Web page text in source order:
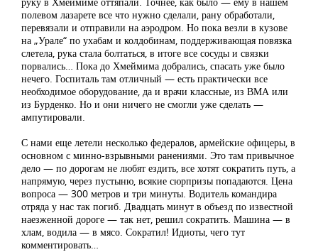
полевом лазарете все что нужно сделали, рану обработали,
перевязали и отправили на аэродром. Но пока везли в кузове
на „Урале“ по ухабам и колдобинам, поддерживающая повязка
слетела, рука стала болтаться, в итоге все сосуды и связки
порвались… Пока до Хмеймима добрались, спасать уже было
нечего. Госпиталь там отличный — есть практически все
необходимое оборудование, да и врачи классные, из ВМА или
из Бурденко. Но и они ничего не смогли уже сделать —
ампутировали.
С нами еще летели несколько федералов, армейские офицеры, в
основном с минно-взрывными ранениями. Это там привычное
дело — по дорогам не любят ездить, все хотят сократить путь, а
напрямую, через пустыню, всякие сюрпризы попадаются. Цена
вопроса — 300 метров и три минуты. Водитель командира
отряда у нас так погиб. Двадцать минут в объезд по известной
наезженной дороге — так нет, решил сократить. Машина — в
хлам, водила — в мясо. Сократил! Идиоты, чего тут
комментировать…